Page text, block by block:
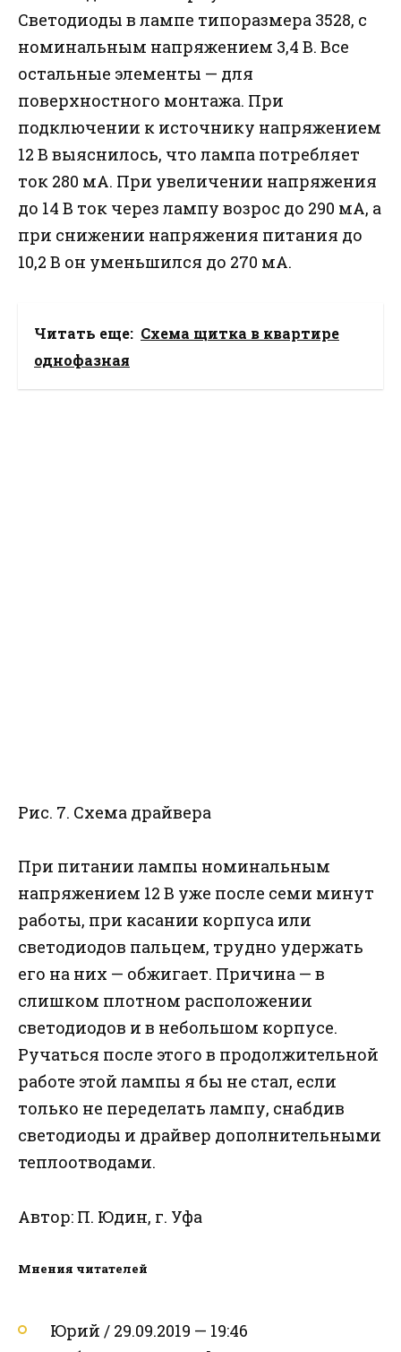
Светодиоды в лампе типоразмера 3528, с
номинальным напряжением 3,4 В. Все
остальные элементы — для
поверхностного монтажа. При
подключении к источнику напряжением
12 В выяснилось, что лампа потребляет
ток 280 мА. При увеличении напряжения
до 14 В ток через лампу возрос до 290 мА, а
при снижении напряжения питания до
10,2 В он уменьшился до 270 мА.
Читать еще: Схема щитка в квартире
однофазная
Рис. 7. Схема драйвера
При питании лампы номинальным
напряжением 12 В уже после семи минут
работы, при касании корпуса или
светодиодов пальцем, трудно удержать
его на них — обжигает. Причина — в
слишком плотном расположении
светодиодов и в небольшом корпусе.
Ручаться после этого в продолжительной
работе этой лампы я бы не стал, если
только не переделать лампу, снабдив
светодиоды и драйвер дополнительными
теплоотводами.
Автор: П. Юдин, г. Уфа
Мнения читателей
Юрий / 29.09.2019 — 19:46